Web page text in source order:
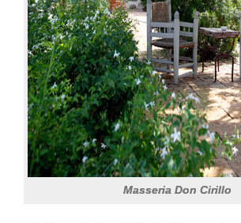
Masseria Don Cirillo